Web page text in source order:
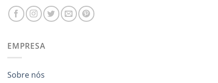
EMPRESA
Sobre nós